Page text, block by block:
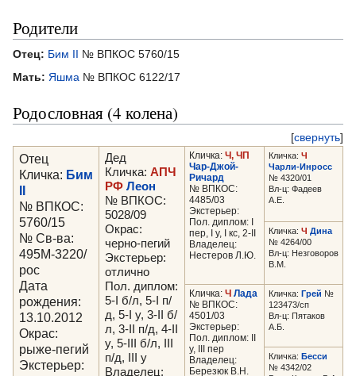
Родители
Отец: Бим II № ВПКОС 5760/15
Мать: Яшма № ВПКОС 6122/17
Родословная (4 колена)
[свернуть]
Отец
Кличка: Бим
II
№ ВПКОС:
5760/15
№ Св-ва:
495М-3220/
рос
Дата
рождения:
13.10.2012
Окрас:
рыже-пегий
Экстерьер:
Дед
Кличка: АПЧ
РФ Леон
№ ВПКОС:
5028/09
Окрас:
черно-пегий
Экстерьер:
отлично
Пол. диплом:
5-I б/л, 5-I п/
д, 5-I у, 3-II б/
л, 3-II п/д, 4-II
у, 5-III б/л, III
п/д, III у
Владелец:
Кличка: Ч, ЧП
Чар-Джой-
Ричард
№ ВПКОС:
4485/03
Экстерьер:
Пол. диплом: I
пер, I у, I кс, 2-II
Владелец:
Нестеров Л.Ю.
Кличка: Ч
Чарли-Инросс
№ 4320/01
Вл-ц: Фадеев
А.Е.
Кличка: Ч Дина
№ 4264/00
Вл-ц: Незговоров
В.М.
Кличка: Ч Лада
№ ВПКОС:
4501/03
Экстерьер:
Пол. диплом: II
у, III пер
Владелец:
Березюк В.Н.
Кличка: Грей №
123473/сп
Вл-ц: Пятаков
А.Б.
Кличка: Бесси
№ 4342/02